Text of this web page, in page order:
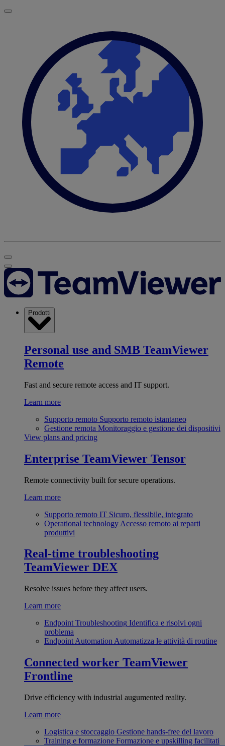
Prodotti
Personal use and SMB TeamViewer
Remote
Fast and secure remote access and IT support.
Learn more
Supporto remoto Supporto remoto istantaneo
Gestione remota Monitoraggio e gestione dei dispositivi
View plans and pricing
Enterprise TeamViewer Tensor
Remote connectivity built for secure operations.
Learn more
Supporto remoto IT Sicuro, flessibile, integrato
Operational technology Accesso remoto ai reparti
produttivi
Real-time troubleshooting
TeamViewer DEX
Resolve issues before they affect users.
Learn more
Endpoint Troubleshooting Identifica e risolvi ogni
problema
Endpoint Automation Automatizza le attività di routine
Connected worker TeamViewer
Frontline
Drive efficiency with industrial augumented reality.
Learn more
Logistica e stoccaggio Gestione hands-free del lavoro
Training e formazione Formazione e upskilling facilitati